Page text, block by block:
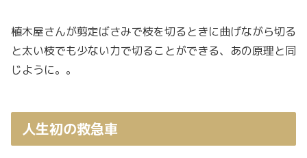
植木屋さんが剪定ばさみで枝を切るときに曲げながら切る
と太い枝でも少ない力で切ることができる、あの原理と同
じように。。
人生初の救急車